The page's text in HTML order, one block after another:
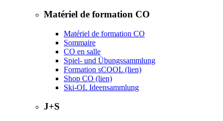
Matériel de formation CO
Matériel de formation CO
Sommaire
CO en salle
Spiel- und Übungssammlung
Formation sCOOL (lien)
Shop CO (lien)
Ski-OL Ideensammlung
J+S